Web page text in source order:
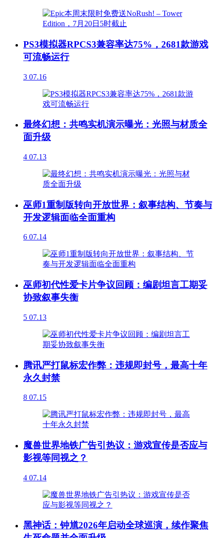
PS3模拟器RPCS3兼容率达75%，2681款游戏
可流畅运行
3 07.16
最终幻想：共鸣实机演示曝光：光照与材质全
面升级
4 07.13
巫师1重制版转向开放世界：叙事结构、节奏与
开发逻辑面临全面重构
6 07.14
巫师初代性爱卡片争议回顾：编剧坦言工期妥
协致叙事失衡
5 07.13
腾讯严打鼠标宏作弊：违规即封号，最高十年
永久封禁
8 07.15
魔兽世界地铁广告引热议：游戏宣传是否应与
影视等同视之？
4 07.14
黑神话：钟馗2026年启动全球巡演，续作聚焦